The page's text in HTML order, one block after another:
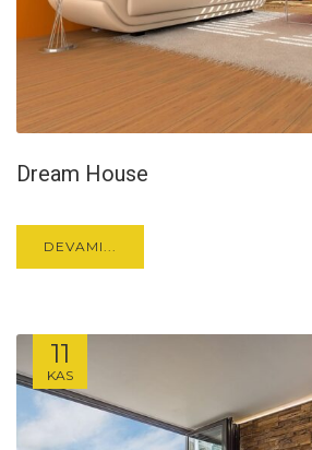
Dream House
DEVAMI...
11
KAS